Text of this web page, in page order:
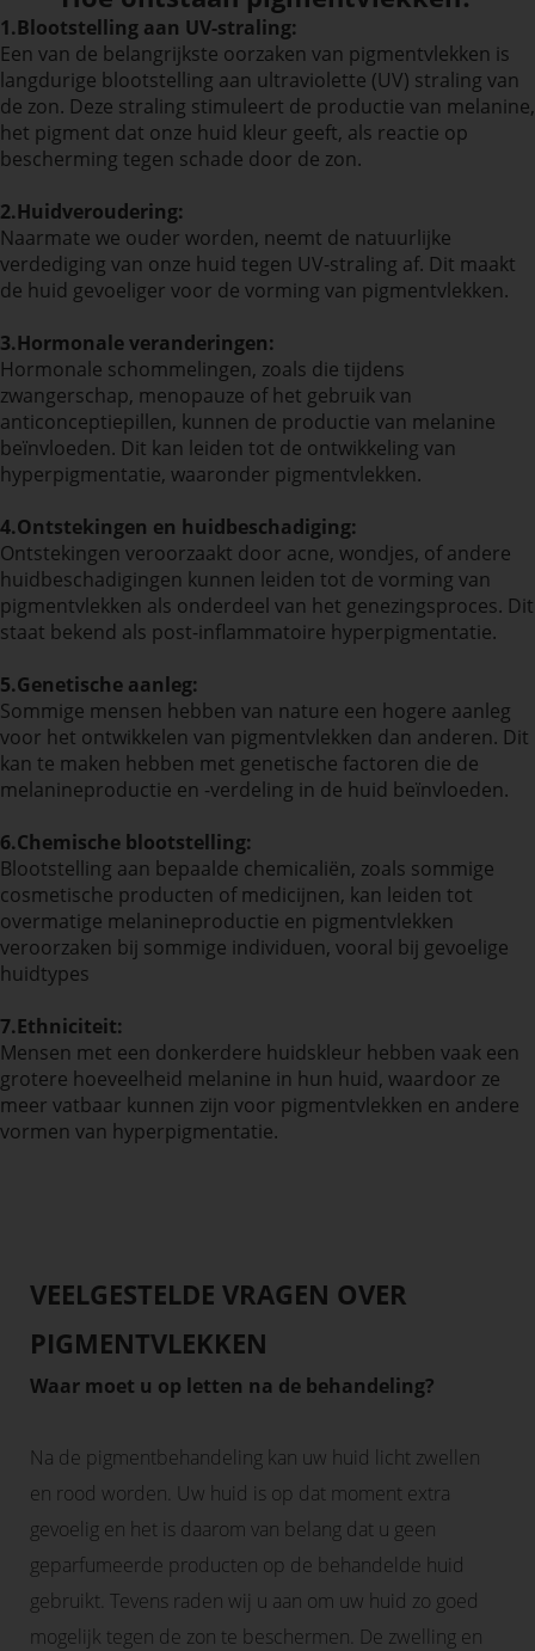
1.Blootstelling aan UV-straling:
Een van de belangrijkste oorzaken van pigmentvlekken is
langdurige blootstelling aan ultraviolette (UV) straling van
de zon. Deze straling stimuleert de productie van melanine,
het pigment dat onze huid kleur geeft, als reactie op
bescherming tegen schade door de zon.
2.Huidveroudering:
Naarmate we ouder worden, neemt de natuurlijke
verdediging van onze huid tegen UV-straling af. Dit maakt
de huid gevoeliger voor de vorming van pigmentvlekken.
3.Hormonale veranderingen:
Hormonale schommelingen, zoals die tijdens
zwangerschap, menopauze of het gebruik van
anticonceptiepillen, kunnen de productie van melanine
beïnvloeden. Dit kan leiden tot de ontwikkeling van
hyperpigmentatie, waaronder pigmentvlekken.
4.Ontstekingen en huidbeschadiging:
Ontstekingen veroorzaakt door acne, wondjes, of andere
huidbeschadigingen kunnen leiden tot de vorming van
pigmentvlekken als onderdeel van het genezingsproces. Dit
staat bekend als post-inflammatoire hyperpigmentatie.
5.Genetische aanleg:
Sommige mensen hebben van nature een hogere aanleg
voor het ontwikkelen van pigmentvlekken dan anderen. Dit
kan te maken hebben met genetische factoren die de
melanineproductie en -verdeling in de huid beïnvloeden.
6.Chemische blootstelling:
Blootstelling aan bepaalde chemicaliën, zoals sommige
cosmetische producten of medicijnen, kan leiden tot
overmatige melanineproductie en pigmentvlekken
veroorzaken bij sommige individuen, vooral bij gevoelige
huidtypes
7.Ethniciteit:
Mensen met een donkerdere huidskleur hebben vaak een
grotere hoeveelheid melanine in hun huid, waardoor ze
meer vatbaar kunnen zijn voor pigmentvlekken en andere
vormen van hyperpigmentatie.
VEELGESTELDE VRAGEN OVER
PIGMENTVLEKKEN
Waar moet u op letten na de behandeling?
Na de pigmentbehandeling kan uw huid licht zwellen
en rood worden. Uw huid is op dat moment extra
gevoelig en het is daarom van belang dat u geen
geparfumeerde producten op de behandelde huid
gebruikt. Tevens raden wij u aan om uw huid zo goed
mogelijk tegen de zon te beschermen. De zwelling en